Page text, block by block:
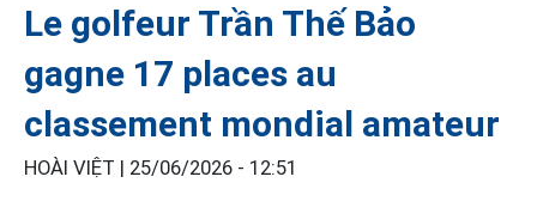
Le golfeur Trần Thế Bảo
gagne 17 places au
classement mondial amateur
HOÀI VIỆT | 25/06/2026 - 12:51